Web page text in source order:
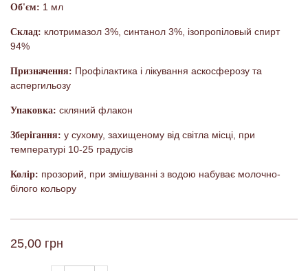
Об'єм: 1 мл
Склад: клотримазол 3%, синтанол 3%, ізопропіловый спирт
94%
Призначення: Профілактика і лікування аскосферозу та
аспергильозу
Упаковка: скляний флакон
Зберігання: у сухому, захищеному від світла місці, при
температурі 10-25 градусів
Колір: прозорий, при змішуванні з водою набуває молочно-
білого кольору
25,00 грн